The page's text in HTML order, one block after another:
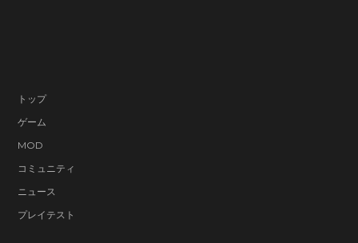
トップ
ゲーム
MOD
コミュニティ
ニュース
プレイテスト